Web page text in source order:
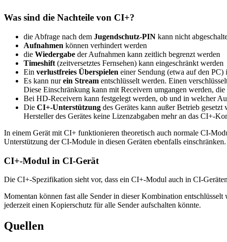
Was sind die Nachteile von CI+?
die Abfrage nach dem Jugendschutz-PIN kann nicht
Aufnahmen können verhindert werden
die Wiedergabe der Aufnahmen kann zeitlich begrenzt werden
Timeshift (zeitversetztes Fernsehen) kann eingeschränkt werden
Ein verlustfreies Überspielen einer Sendung (etwa auf den PC)
Es kann nurein Stream entschlüsselt werden. Einen
Diese Einschränkung kann mit Receivern umgangen werden,
Bei HD-Receivern kann festgelegt werden, ob und in welcher
Die CI+-Unterstützung des Gerätes kann außer Betrieb
Hersteller des Gerätes keine Lizenzabgaben mehr an das CI+-
In einem Gerät mit CI+ funktionieren theoretisch auch normale CI-
Unterstützung der CI-Module in diesen Geräten ebenfalls einschränken.
CI+-Modul in CI-Gerät
Die CI+-Spezifikation sieht vor, dass ein CI+-Modul auch in CI-
Momentan können fast alle Sender in dieser Kombination
jederzeit einen Kopierschutz für alle Sender aufschalten könnte.
Quellen